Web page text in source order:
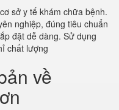
sở y tế khám chữa bệnh.
nghiệp, đúng tiêu chuẩn
đặt dễ dàng. Sử dụng
chất lượng
về